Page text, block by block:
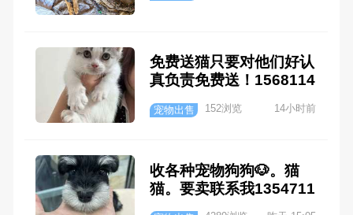
免费送猫只要对他们好认
真负责免费送！1568114
宠物出售 152浏览 14小时前
收各种宠物狗狗🐶。猫
猫。要卖联系我1354711